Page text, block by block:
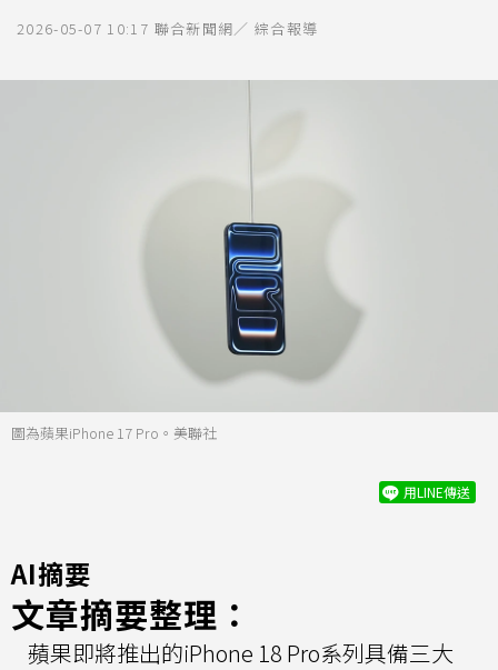
2026-05-07 10:17 聯合新聞網／ 綜合報導
圖為蘋果iPhone 17 Pro。美聯社
用LINE傳送
AI摘要
文章摘要整理：
蘋果即將推出的iPhone 18 Pro系列具備三大